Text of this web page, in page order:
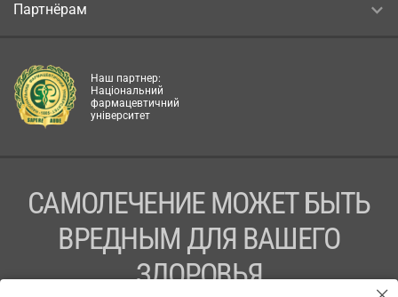
Партнёрам
Наш партнер:
Національний
фармацевтичний
університет
САМОЛЕЧЕНИЕ МОЖЕТ БЫТЬ
ВРЕДНЫМ ДЛЯ ВАШЕГО
ЗДОРОВЬЯ